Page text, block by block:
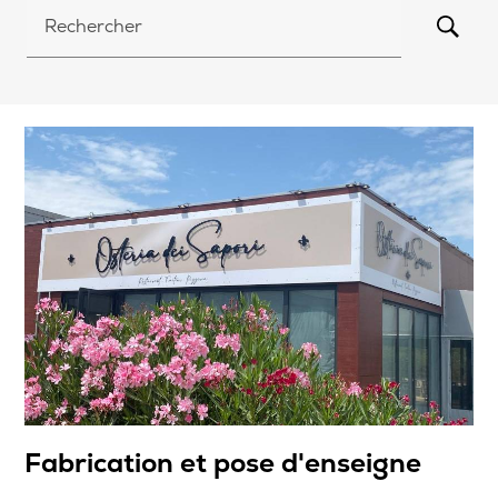
Rechercher
Fabrication et pose d'enseigne